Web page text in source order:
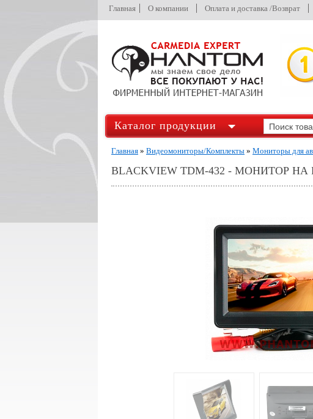
Главная О компании Оплата и доставка /Возврат
Каталог продукции
Главная » Видеомониторы/Комплекты » Мониторы для
BLACKVIEW TDM-432 - МОНИТОР